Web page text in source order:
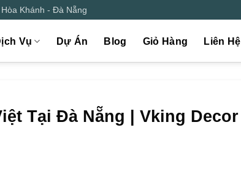
Khánh - Đà Nẵng
Vụ Dự Án Blog Giỏ Hàng Liên Hệ
Tại Đà Nẵng | Vking Decor